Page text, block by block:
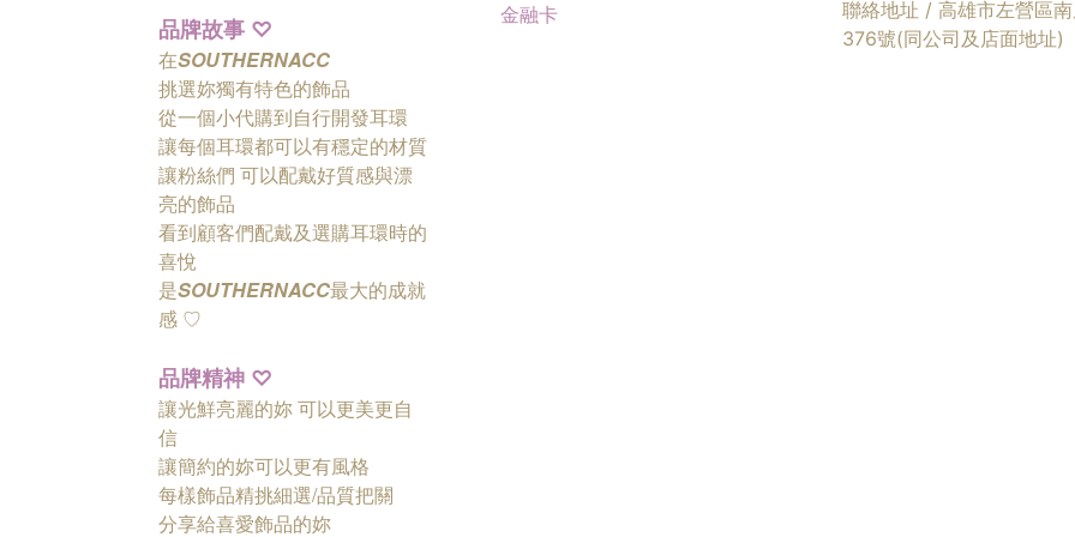
品牌故事 ♡
在SOUTHERNACC
挑選妳獨有特色的飾品
從一個小代購到自行開發耳環
讓每個耳環都可以有穩定的材質
讓粉絲們 可以配戴好質感與漂
亮的飾品
看到顧客們配戴及選購耳環時的
喜悅
是SOUTHERNACC最大的成就
感 ♡
品牌精神 ♡
讓光鮮亮麗的妳 可以更美更自
信
讓簡約的妳可以更有風格
每樣飾品精挑細選/品質把關
分享給喜愛飾品的妳
金融卡
聯絡地址 / 高雄市左營區
376號(同公司及店面地址)